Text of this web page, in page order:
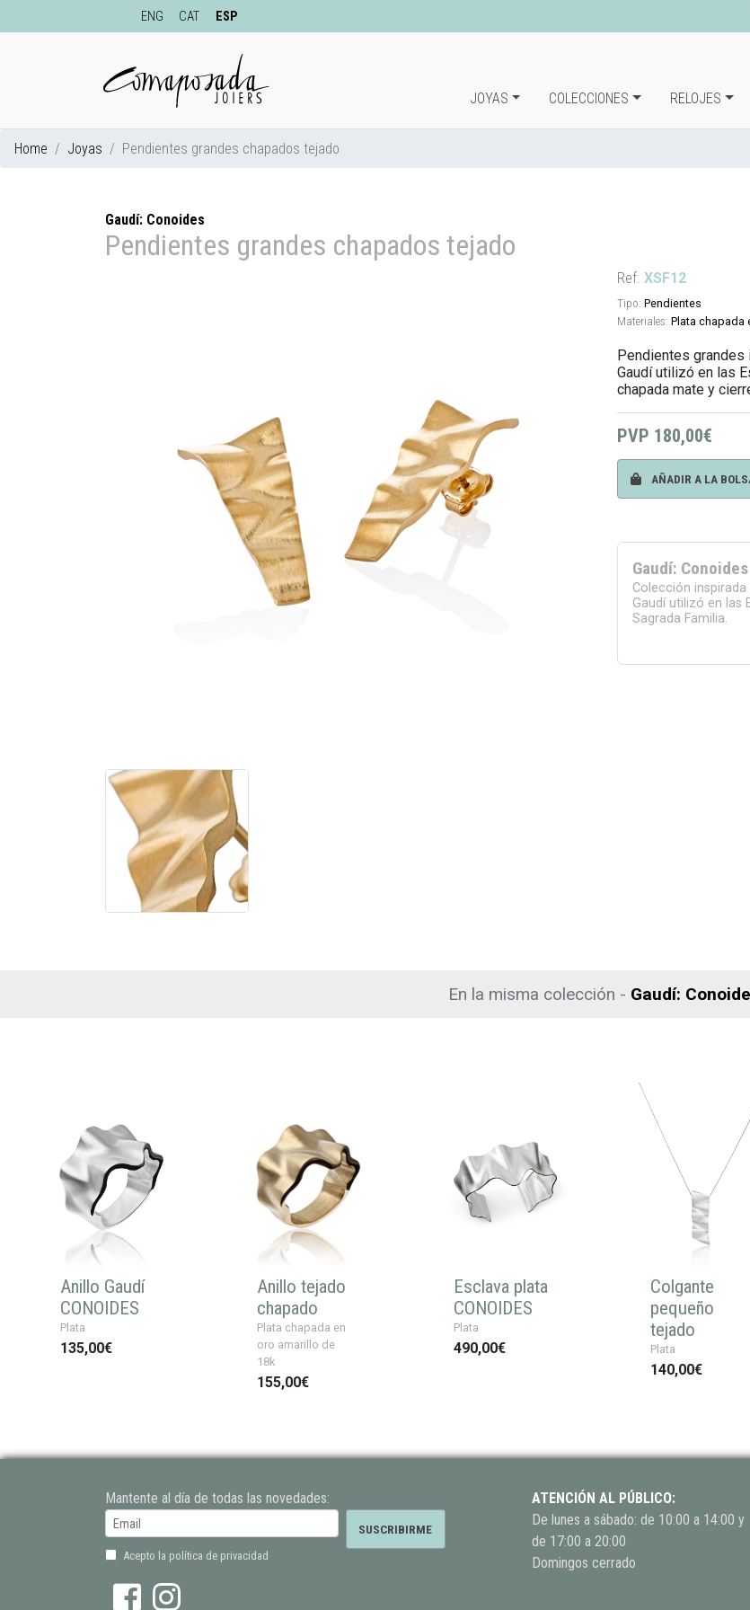
ENG CAT ESP
JOYAS COLECCIONES RELOJES
Home Joyas Pendientes grandes chapados tejado
Gaudí: Conoides
Pendientes grandes chapados tejado
Ref. XSF12
Tipo: Pendientes
Materiales: Plata chapada
Pendientes
Gaudí utilizó en las
chapada mate y
PVP 180,00€
AÑADIR A LA
Gaudí: Conoides
Colección
Gaudí utilizó en las
Sagrada Familia.
En la misma colección - Gaudí:
Anillo Gaudí
CONOIDES
Plata
135,00€
Anillo tejado
chapado
Plata chapada en
oro amarillo de
18k
155,00€
Esclava plata
CONOIDES
Plata
490,00€
Colgante
pequeño
tejado
Plata
140,00€
Mantente al día de todas las novedades:
Acepto la política de privacidad
ATENCIÓN AL PÚBLICO:
De lunes a sábado: de 10:00 a 14:00 y
de 17:00 a 20:00
Domingos cerrado